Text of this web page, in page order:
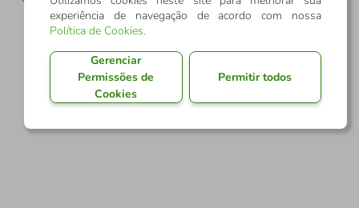
experiência de navegação de acordo com nossa
Política de Cookies.
Gerenciar
Permissões de
Cookies
Permitir todos